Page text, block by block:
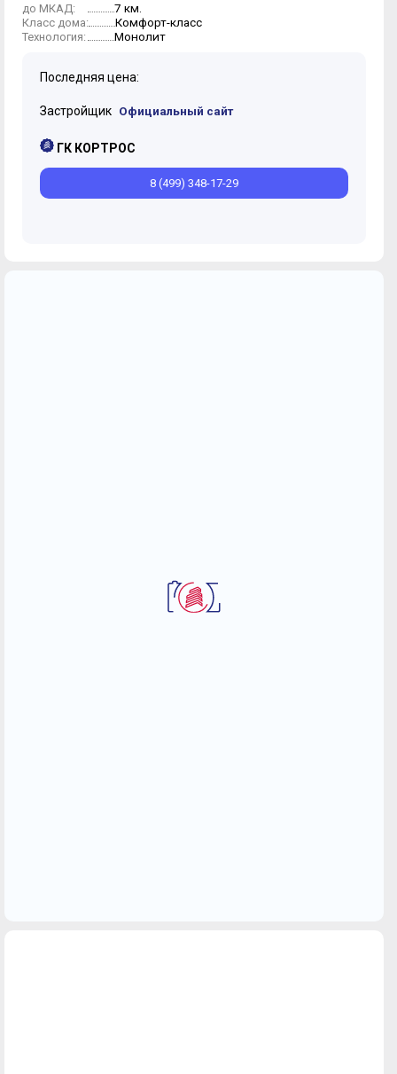
до МКАД: 7 км.
Класс дома: Комфорт-класс
Технология: Монолит
Последняя цена:
Застройщик Официальный сайт
ГК КОРТРОС
8 (499) 348-17-29